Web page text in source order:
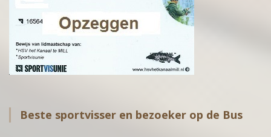
Beste sportvisser en bezoeker op de Bus